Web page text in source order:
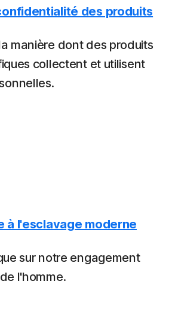
des produits
manière dont des produits
collectent et utilisent
à l'esclavage moderne
sur notre engagement
l'homme.